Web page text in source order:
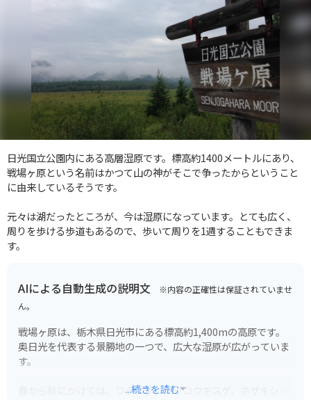
日光国立公園内にある高層湿原です。標高約1400メートルにあり、
戦場ヶ原という名前はかつて山の神がそこで争ったからということ
に由来しているそうです。
元々は湖だったところが、今は湿原になっています。とても広く、
周りを歩ける歩道もあるので、歩いて周りを1週することもできま
す。
AIによる自動生成の説明文 ※内容の正確性は保証されていませ
ん。
戦場ヶ原は、栃木県日光市にある標高約1,400mの高原です。
奥日光を代表する景勝地の一つで、広大な湿原が広がっていま
す。
春から秋にかけては、ワタスゲ、ニッコウキスゲ、ホザキシモ
...続きを読む